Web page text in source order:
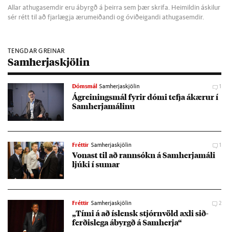
Allar athugasemdir eru ábyrgð á þeirra sem þær skrifa. Heimildin áskilur
sér rétt til að fjarlægja ærumeiðandi og óviðeigandi athugasemdir.
TENGDAR GREINAR
Samherjaskjölin
Dómsmál Samherjaskjölin 1
Ágrein­ings­mál fyr­ir dómi tefja ákær­ur í
Sam­herja­mál­inu
Fréttir Samherjaskjölin 1
Von­ast til að rann­sókn á Sam­herja­máli
ljúki í sum­ar
Fréttir Samherjaskjölin 2
„Tími á að ís­lensk stjórn­völd axli sið­
ferð­is­lega ábyrgð á Sam­herja“